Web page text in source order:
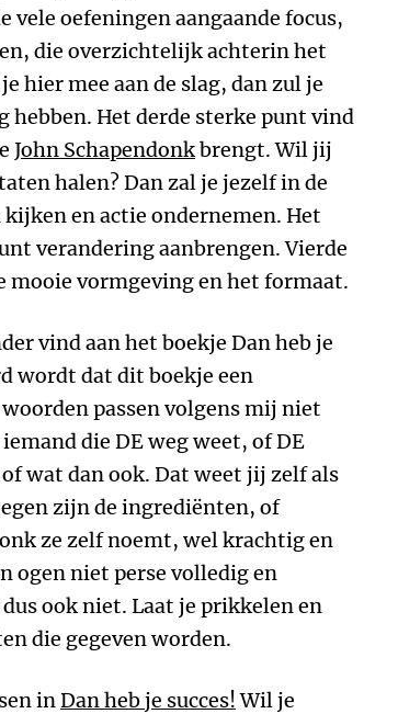
vele oefeningen aangaande focus,
die overzichtelijk achterin het
hier mee aan de slag, dan zul je
hebben. Het derde sterke punt vind
John Schapendonkbrengt. Wil jij
halen? Dan zal je jezelf in de
en actie ondernemen. Het
verandering aanbrengen. Vierde
mooie vormgeving en het formaat.
vind aan het boekje Dan heb je
wordt dat dit boekje een
passen volgens mij niet
die DE weg weet, of DE
wat dan ook. Dat weet jij zelf als
zijn de ingrediënten, of
ze zelf noemt, wel krachtig en
ogen niet perse volledig en
ook niet. Laat je prikkelen en
die gegeven worden.
inDan heb je succes!Wil je